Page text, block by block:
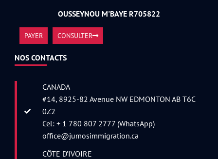
OUSSEYNOU M'BAYE R705822
PAYER CONSULTER
NOS CONTACTS
CANADA
#14, 8925-82 Avenue NW EDMONTON AB T6C
0Z2
Cel: + 1 780 807 2777 (WhatsApp)
office@jumosimmigration.ca
CÔTE D’IVOIRE